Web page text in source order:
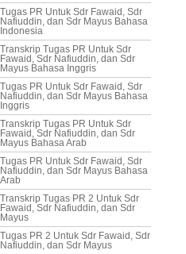
Tugas PR Untuk Sdr Fawaid, Sdr
Nafiuddin, dan Sdr Mayus Bahasa
Indonesia
Transkrip Tugas PR Untuk Sdr
Fawaid, Sdr Nafiuddin, dan Sdr
Mayus Bahasa Inggris
Tugas PR Untuk Sdr Fawaid, Sdr
Nafiuddin, dan Sdr Mayus Bahasa
Inggris
Transkrip Tugas PR Untuk Sdr
Fawaid, Sdr Nafiuddin, dan Sdr
Mayus Bahasa Arab
Tugas PR Untuk Sdr Fawaid, Sdr
Nafiuddin, dan Sdr Mayus Bahasa
Arab
Transkrip Tugas PR 2 Untuk Sdr
Fawaid, Sdr Nafiuddin, dan Sdr
Mayus
Tugas PR 2 Untuk Sdr Fawaid, Sdr
Nafiuddin, dan Sdr Mayus